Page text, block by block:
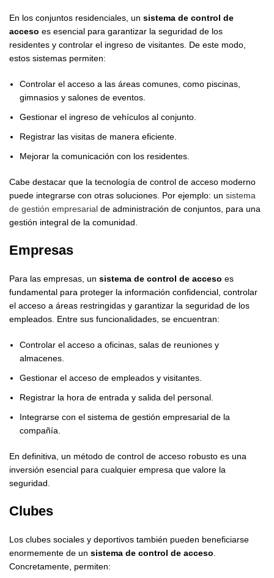
En los conjuntos residenciales, un sistema de control de
acceso es esencial para garantizar la seguridad de los
residentes y controlar el ingreso de visitantes. De este modo,
estos sistemas permiten:
Controlar el acceso a las áreas comunes, como piscinas,
gimnasios y salones de eventos.
Gestionar el ingreso de vehículos al conjunto.
Registrar las visitas de manera eficiente.
Mejorar la comunicación con los residentes.
Cabe destacar que la tecnología de control de acceso moderno
puede integrarse con otras soluciones. Por ejemplo: un sistema
de gestión empresarial de administración de conjuntos, para una
gestión integral de la comunidad.
Empresas
Para las empresas, un sistema de control de acceso es
fundamental para proteger la información confidencial, controlar
el acceso a áreas restringidas y garantizar la seguridad de los
empleados. Entre sus funcionalidades, se encuentran:
Controlar el acceso a oficinas, salas de reuniones y
almacenes.
Gestionar el acceso de empleados y visitantes.
Registrar la hora de entrada y salida del personal.
Integrarse con el sistema de gestión empresarial de la
compañía.
En definitiva, un método de control de acceso robusto es una
inversión esencial para cualquier empresa que valore la
seguridad.
Clubes
Los clubes sociales y deportivos también pueden beneficiarse
enormemente de un sistema de control de acceso
Concretamente, permiten: